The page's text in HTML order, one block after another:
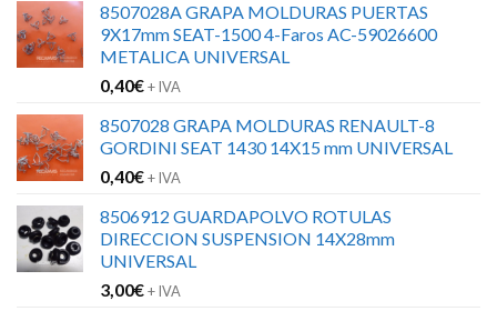
8507028A GRAPA MOLDURAS PUERTAS
9X17mm SEAT-1500 4-Faros AC-59026600
METALICA UNIVERSAL
0,40€+ IVA
8507028 GRAPA MOLDURAS RENAULT-8
GORDINI SEAT 1430 14X15 mm UNIVERSAL
0,40€+ IVA
8506912 GUARDAPOLVO ROTULAS
DIRECCION SUSPENSION 14X28mm
UNIVERSAL
3,00€+ IVA